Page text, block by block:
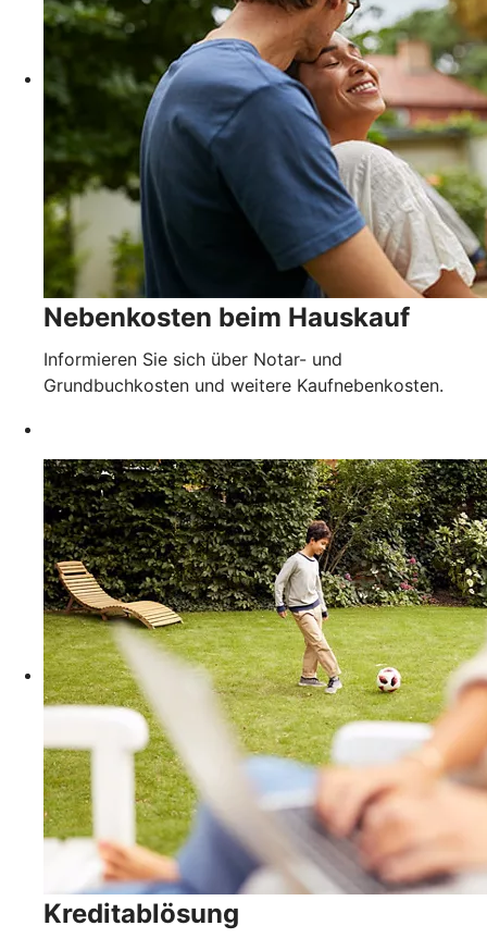
Nebenkosten beim Hauskauf
Informieren Sie sich über Notar- und
Grundbuchkosten und weitere Kaufnebenkosten.
Kreditablösung